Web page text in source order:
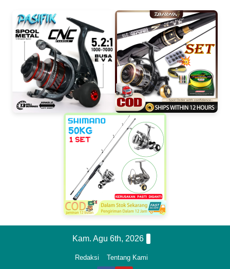
Kam. Agu 6th, 2026
Redaksi Tentang Kami